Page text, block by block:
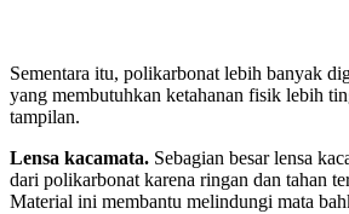
Sementara itu, polikarbonat lebih banyak
yang membutuhkan ketahanan fisik lebih
tampilan.
Lensa kacamata. Sebagian besar lensa
dari polikarbonat karena ringan dan tahan
Material ini membantu melindungi mata